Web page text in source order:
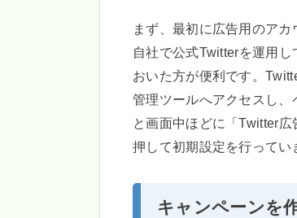
まず、最初に広告用のアカ
自社で公式Twitterを運用
おいた方が便利です。
管理ツールへアクセスし
と画面中ほどに「Twitter
押して初期設定を行ってい
キャンペーンを